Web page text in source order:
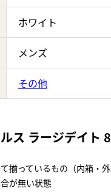
ホワイト
メンズ
その他
ス ラージデイ
揃っているもの（内箱・外
が無い状態